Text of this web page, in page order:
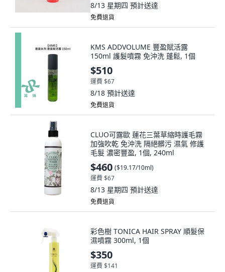
8/13 星期四 預計送達
免費退貨
KMS ADDVOLUME 豐盈賦活露
150ml 護髮噴霧 免沖洗 蓬鬆, 1個
$510
運費 $67
8/18 預計送達
免費退貨
CLUO可露歐 蓮花三葉草縮時護毛霧
加強吹乾 免沖洗 隔絕髒污 濕氣 修護
毛髮 濃密豐盈, 1個, 240ml
$460 ($19.17/10ml)
運費 $67
8/13 星期四 預計送達
免費退貨
彩色樹 TONICA HAIR SPRAY 順髮保
濕噴霧 300ml, 1個
$350
運費 $141